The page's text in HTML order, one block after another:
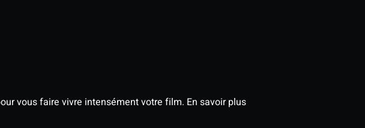
vous faire vivre intensément votre film. En savoir plus